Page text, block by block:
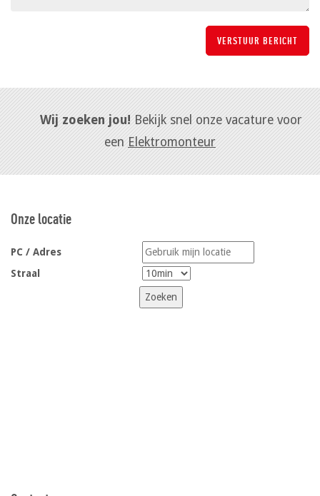
Wij zoeken jou!Bekijk snel onze vacature voor
eenElektromonteur
Onze locatie
PC / Adres
Straal